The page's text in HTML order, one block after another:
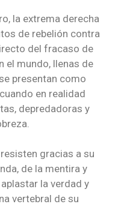
la extrema derecha
de rebelión contra
del fracaso de
el mundo, llenas de
presentan como
en realidad
depredadoras y
gracias a su
de la mentira y
la verdad y
vertebral de su